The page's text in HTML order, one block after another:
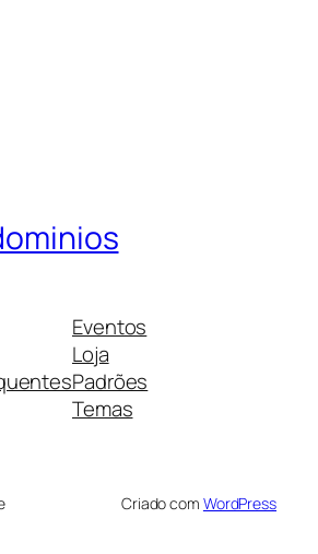
Eventos
Loja
Padrões
Temas
Criado com WordPress